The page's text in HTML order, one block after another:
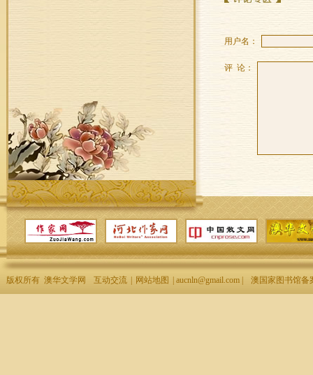
用户名：
评 论：
版权所有 澳华文学网 互动交流 网站地图 | aucnln@gmail.com | 澳国家图书馆备